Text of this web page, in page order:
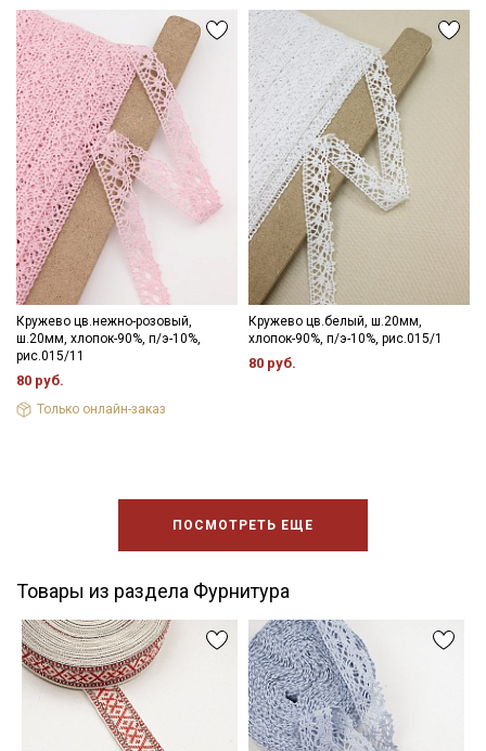
Кружево цв.нежно-розовый,
ш.20мм, хлопок-90%, п/э-10%,
рис.015/11
80 руб.
Только онлайн-заказ
Кружево цв.белый, ш.20мм,
хлопок-90%, п/э-10%, рис.015/1
80 руб.
ПОСМОТРЕТЬ ЕЩЕ
Товары из раздела Фурнитура